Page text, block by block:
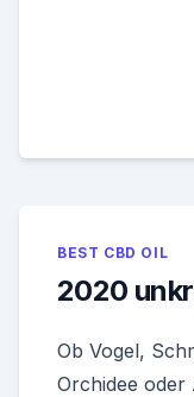
BEST CBD OIL
2020
Ob Vogel,
Orchidee oder